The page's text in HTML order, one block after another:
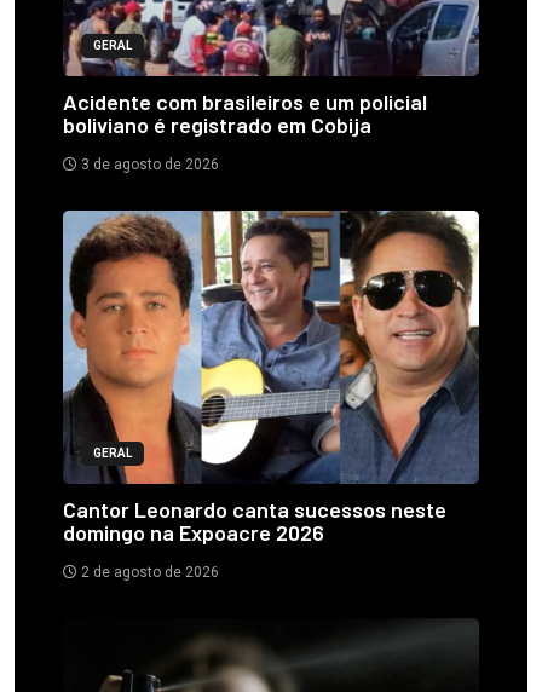
GERAL
Acidente com brasileiros e um policial
boliviano é registrado em Cobija
3 de agosto de 2026
GERAL
Cantor Leonardo canta sucessos neste
domingo na Expoacre 2026
2 de agosto de 2026